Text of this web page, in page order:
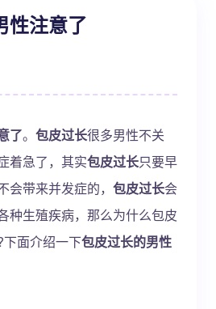
性注意了
了。 包皮过长很多男性不关
着急了，其实包皮过长只要早
会带来并发症的， 包皮过长会
种生殖疾病，那么为什么包皮
面介绍一下包皮过长的男性